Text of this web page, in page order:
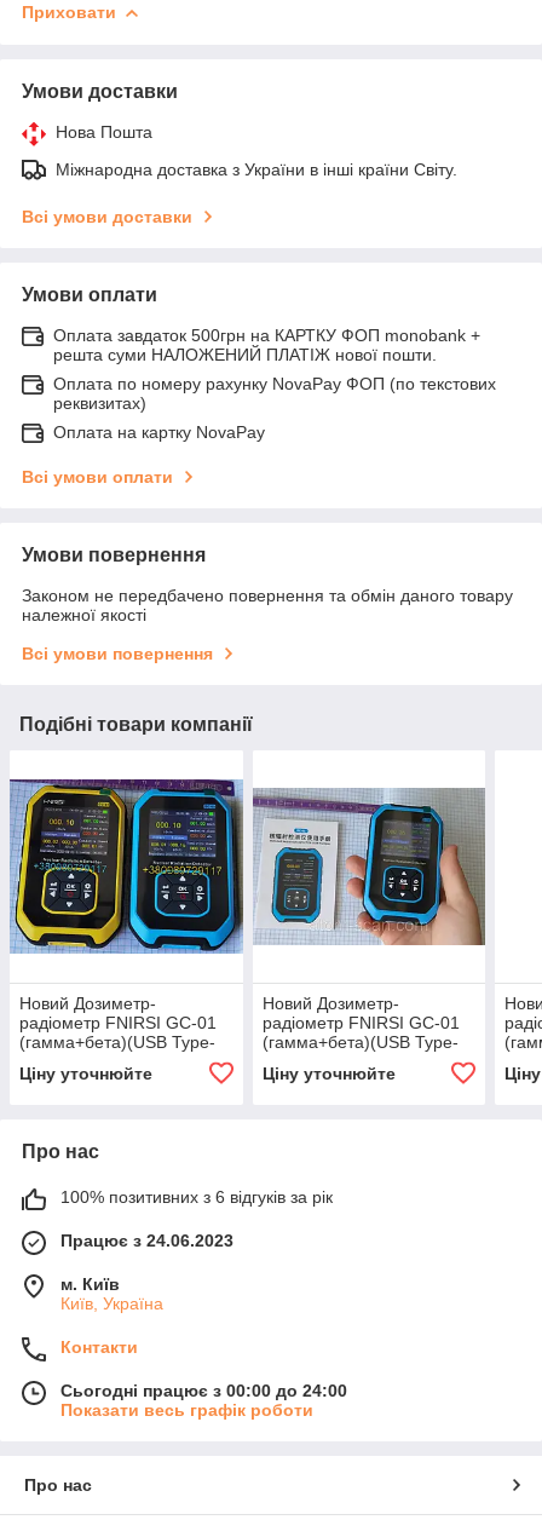
Приховати
Умови доставки
Нова Пошта
Міжнародна доставка з України в інші країни Світу.
Всі умови доставки
Умови оплати
Оплата завдаток 500грн на КАРТКУ ФОП monobank +
решта суми НАЛОЖЕНИЙ ПЛАТІЖ нової пошти.
Оплата по номеру рахунку NovaPay ФОП (по текстових
реквизитах)
Оплата на картку NovaPay
Всі умови оплати
Умови повернення
Законом не передбачено повернення та обмін даного товару
належної якості
Всі умови повернення
Подібні товари компанії
Новий Дозиметр-
радіометр FNIRSI GC-01
(гамма+бета)(USB Type-
C) жовтий Фнірсі Фнирси
Ціну уточнюйте
Новий Дозиметр-
радіометр FNIRSI GC-01
(гамма+бета)(USB Type-
C) жовтий Фнірсі Фнирси
Ціну уточнюйте
Про нас
100% позитивних з 6 відгуків за рік
Працює з 24.06.2023
м. Київ
Київ, Україна
Контакти
Сьогодні працює з 00:00 до 24:00
Показати весь графік роботи
Про нас